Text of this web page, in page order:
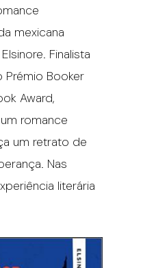
mexicana
Finalista
Prémio Booker
Award,
romance
um retrato de
Nas
literária